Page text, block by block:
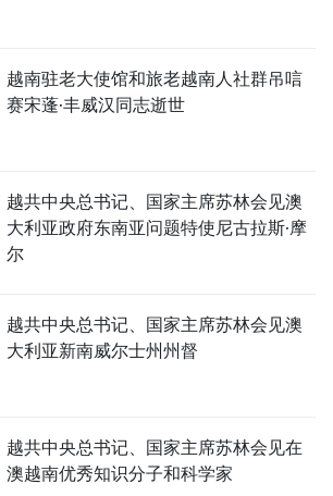
越南驻老大使馆和旅老越南人社群吊唁
赛宋蓬·丰威汉同志逝世
越共中央总书记、国家主席苏林会见澳
大利亚政府东南亚问题特使尼古拉斯·摩
尔
越共中央总书记、国家主席苏林会见澳
大利亚新南威尔士州州督
越共中央总书记、国家主席苏林会见在
澳越南优秀知识分子和科学家